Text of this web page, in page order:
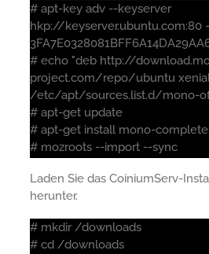
# apt-key adv --keyserver
hkp://keyserver.ubuntu.com:80
# echo "deb http://
project.com/repo/ubuntu
/etc/apt/sources.list.d/mono-
# apt-get update
# apt-get install mono-complete
# mozroots --import --sync
Laden Sie das CoiniumServ-
herunter.
# mkdir /downloads
# cd /downloads